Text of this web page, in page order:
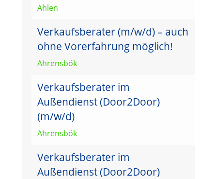
Ahlen
Verkaufsberater (m/w/d) – auch
ohne Vorerfahrung möglich!
Ahrensbök
Verkaufsberater im
Außendienst (Door2Door)
(m/w/d)
Ahrensbök
Verkaufsberater im
Außendienst (Door2Door)